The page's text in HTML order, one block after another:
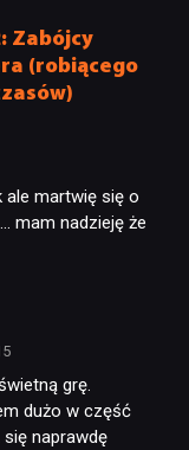
Zabójcy
(robiącego
ale martwię się o
mam nadzieję że
grę.
dużo w część
naprawdę